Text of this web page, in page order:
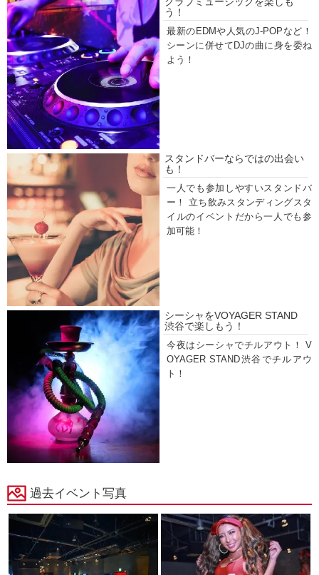
う！
最新のEDMや人気のJ-POPなど！
シーンに併せてDJの曲に身を委ね
よう！
スタンドバーならではの出会い
も！
一人でも参加しやすいスタンドバ
ー！ 立ち飲みスタンディングスタ
イルのイベントだから一人でも参
加可能！
シーシャをVOYAGER STAND
渋谷で楽しもう！
今夜はシーシャでチルアウト！ V
OYAGER STAND渋谷でチルアウ
ト！
過去イベント写真